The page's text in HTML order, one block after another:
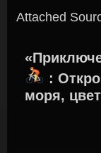
Attached
:
моря,